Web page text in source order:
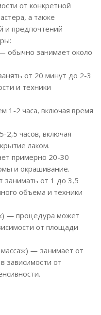
от конкретной
а также
и предпочтений
обычно занимает около
от 20 минут до 2-3
и техники
1-2 часа, включая время
часов, включая
лаком.
примерно 20-30
и окрашивание.
от 1 до 3,5
объема и техники
— процедура может
от площади
массаж) — занимает от
зависимости от